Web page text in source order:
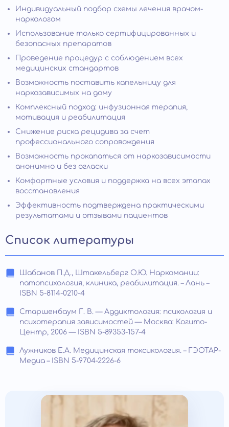
Индивидуальный подбор схемы лечения врачом-
наркологом
Использование только сертифицированных и
безопасных препаратов
Проведение процедур с соблюдением всех
медицинских стандартов
Возможность поставить капельницу для
наркозависимых на дому
Комплексный подход: инфузионная терапия,
мотивация и реабилитация
Снижение риска рецидива за счет
профессионального сопровождения
Возможность прокапаться от наркозависимости
анонимно и без огласки
Комфортные условия и поддержка на всех этапах
восстановления
Эффективность подтверждена практическими
результатами и отзывами пациентов
Список литературы
Шабанов П.Д., Штакельберг О.Ю. Наркомании:
патопсихология, клиника, реабилитация. – Лань –
ISBN 5-8114-0210-4
Старшенбаум Г. В. — Аддиктология: психология и
психотерапия зависимостей — Москва: Когито-
Центр, 2006 — ISBN 5-89353-157-4
Лужников Е.А. Медицинская токсикология. – ГЭОТАР-
Медиа – ISBN 5-9704-2226-6